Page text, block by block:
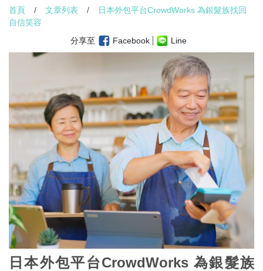
首頁 / 文章列表 /
日本外包平台CrowdWorks 為銀髮族找回
自信笑容
分享至
Facebook Line
日本外包平台CrowdWorks 為銀髮族